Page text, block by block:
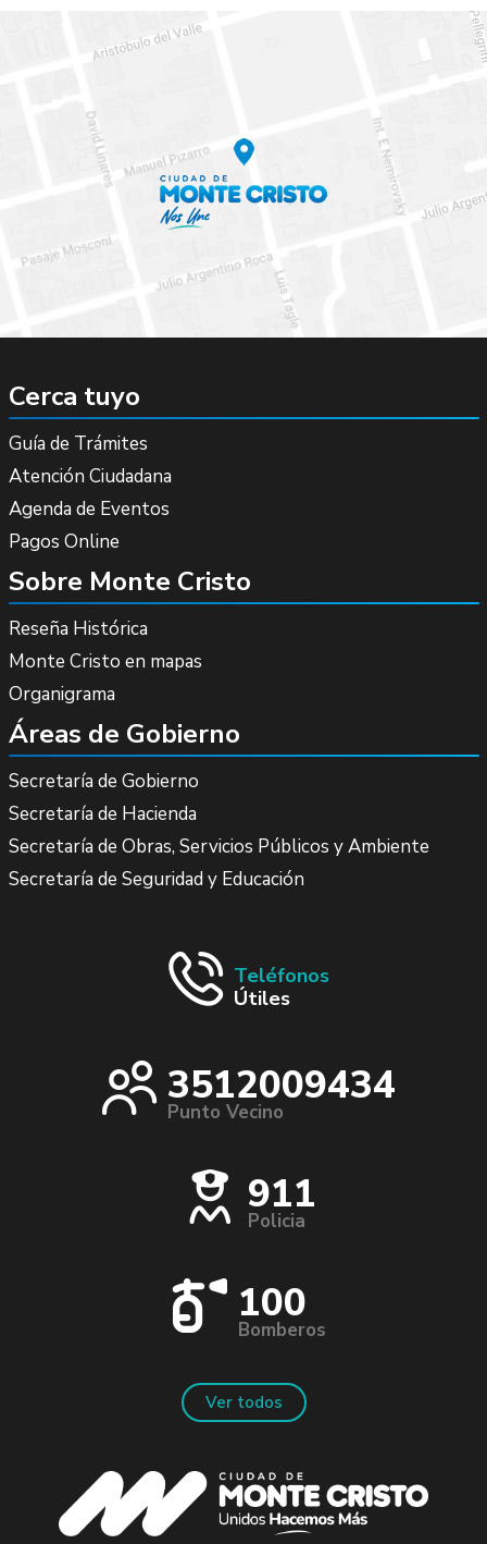
Cerca tuyo
Guía de Trámites
Atención Ciudadana
Agenda de Eventos
Pagos Online
Sobre Monte Cristo
Reseña Histórica
Monte Cristo en mapas
Organigrama
Áreas de Gobierno
Secretaría de Gobierno
Secretaría de Hacienda
Secretaría de Obras, Servicios Públicos y Ambiente
Secretaría de Seguridad y Educación
Teléfonos
Útiles
3512009434
Punto Vecino
911
Policia
100
Bomberos
Ver todos